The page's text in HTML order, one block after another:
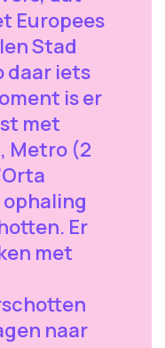
Europees
Stad
daar iets
is er
met
Metro (2
Er
met
naar